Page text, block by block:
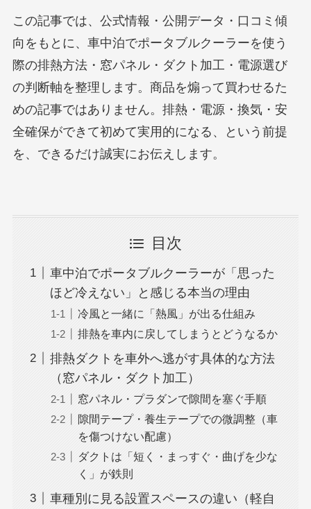
この記事では、公式情報・公開データ・口コミ傾
向をもとに、車中泊でポータブルクーラーを使う
際の排熱方法・窓パネル・ダクト加工・電源選び
の判断軸を整理します。商品を煽って買わせるた
めの記事ではありません。排熱・電源・換気・安
全確保ができて初めて実用的になる、という前提
を、できるだけ誠実にお伝えします。
目次
車中泊でポータブルクーラーが「思った
ほど冷えない」と感じる本当の理由
冷風と一緒に「熱風」が出る仕組み
排熱を車内に戻してしまうとどうなるか
排熱ダクトを車外へ逃がす具体的な方法
（窓パネル・ダクト加工）
窓パネル・プラダンで隙間を塞ぐ手順
隙間テープ・養生テープでの微調整（車
を傷つけない配慮）
ダクトは「短く・まっすぐ・曲げを少な
く」が鉄則
車種別に見る設置スペースの違い（軽自